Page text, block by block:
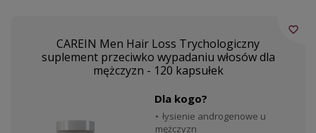
CAREIN Men Hair Loss Trychologiczny
suplement przeciwko wypadaniu włosów dla
mężczyzn - 120 kapsułek
Dla kogo?
łysienie androgenowe u
mężczyzn
favorite_border